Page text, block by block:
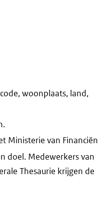
woonplaats, land,
Ministerie van Financiën
doel. Medewerkers van
Thesaurie krijgen de